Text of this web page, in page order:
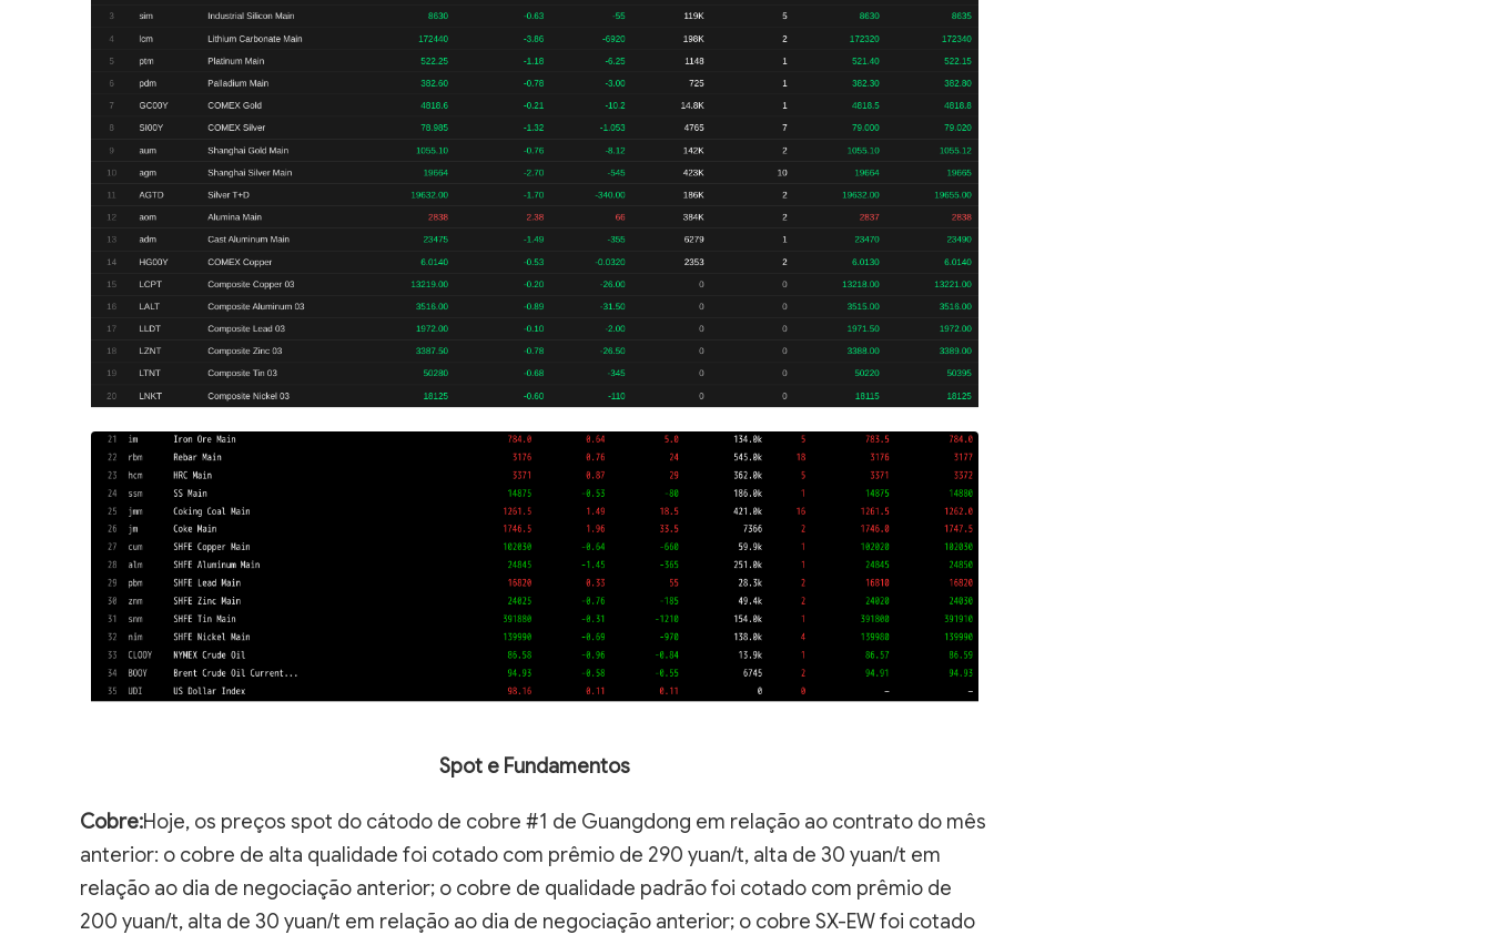
Spot e Fundamentos
Cobre:Hoje, os preços spot do cátodo de cobre #1 de Guangdong em relação ao contrato do mês
anterior: o cobre de alta qualidade foi cotado com prêmio de 290 yuan/t, alta de 30 yuan/t em
relação ao dia de negociação anterior; o cobre de qualidade padrão foi cotado com prêmio de
200 yuan/t, alta de 30 yuan/t em relação ao dia de negociação anterior; o cobre SX-EW foi cotado